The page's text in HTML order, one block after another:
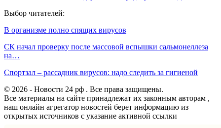
Выбор читателей:
В организме полно спящих вирусов
СК начал проверку после массовой вспышки сальмонеллеза
на…
Спортзал – рассадник вирусов: надо следить за гигиеной
© 2026 - Новости 24 рф . Все права защищены.
Все материалы на сайте принадлежат их законным авторам ,
наш онлайн агрегатор новостей берет информацию из
открытых источников с указание активной ссылки